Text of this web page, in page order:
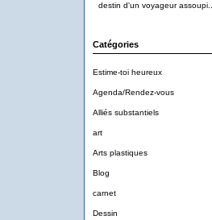
destin d'un voyageur assoupi...
Catégories
Estime-toi heureux
Agenda/Rendez-vous
Alliés substantiels
art
Arts plastiques
Blog
carnet
Dessin